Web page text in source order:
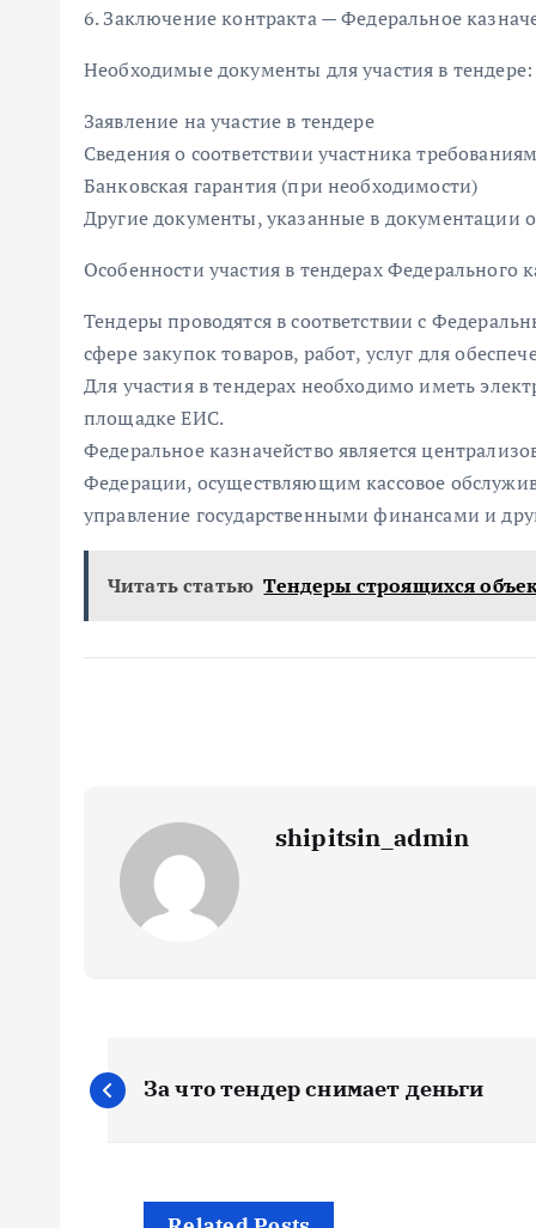
6. Заключение контракта — Федеральное
Необходимые документы для участия в тендере:
Заявление на участие в тендере
Сведения о соответствии участника
Банковская гарантия (при необходимости)
Другие документы, указанные в документации
Особенности участия в тендерах Федерального
Тендеры проводятся в соответствии с
сфере закупок товаров, работ, услуг для
Для участия в тендерах необходимо иметь
площадке ЕИС.
Федеральное казначейство является
Федерации, осуществляющим кассовое
управление государственными финансами и
Читать статью Тендеры строящихся
shipitsin_admin
Н
За что тендер снимает деньги